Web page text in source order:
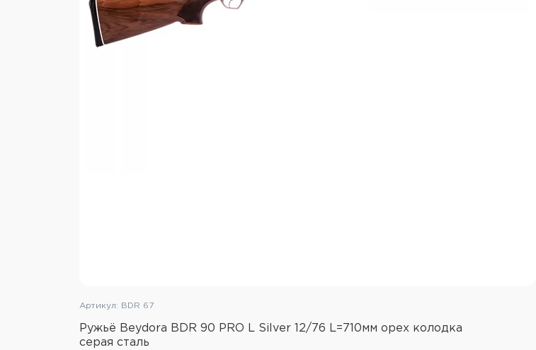
Артикул: BDR 67
Ружьё Beydora BDR 90 PRO L Silver 12/76 L=710мм орех колодка
серая сталь